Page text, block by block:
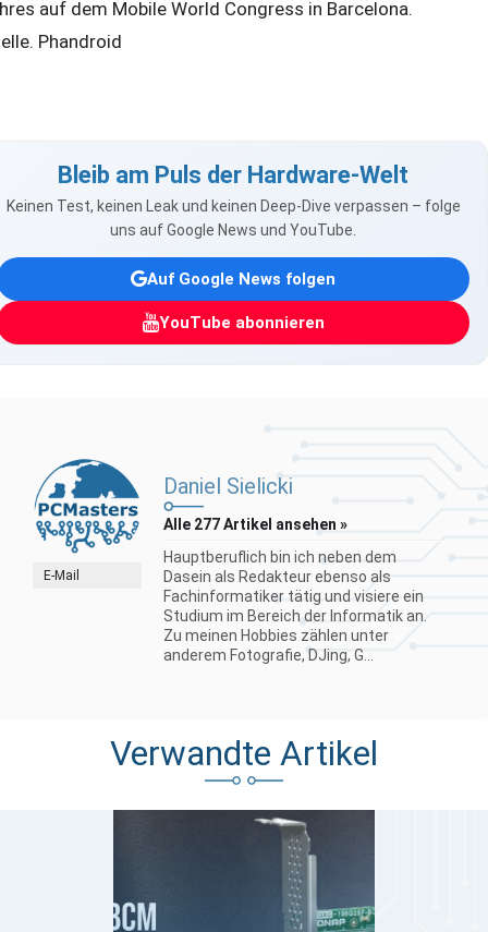
auf dem Mobile World Congress in Barcelona.
Phandroid
Bleib am Puls der Hardware-Welt
Keinen Test, keinen Leak und keinen Deep-Dive verpassen – folge
uns auf Google News und YouTube.
Auf Google News folgen
YouTube abonnieren
E-Mail
Daniel Sielicki
Alle 277 Artikel ansehen »
Hauptberuflich bin ich neben dem
Dasein als Redakteur ebenso als
Fachinformatiker tätig und visiere ein
Studium im Bereich der Informatik an.
Zu meinen Hobbies zählen unter
anderem Fotografie, DJing, G...
Verwandte Artikel